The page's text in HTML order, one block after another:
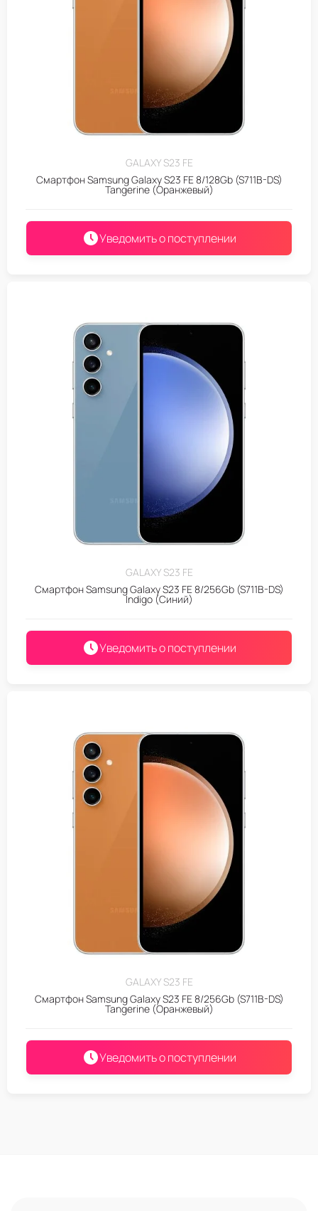
GALAXY S23 FE
Смартфон Samsung Galaxy S23 FE 8/128Gb (S711B-DS)
Tangerine (Оранжевый)
Уведомить о поступлении
GALAXY S23 FE
Смартфон Samsung Galaxy S23 FE 8/256Gb (S711B-DS)
Indigo (Синий)
Уведомить о поступлении
GALAXY S23 FE
Смартфон Samsung Galaxy S23 FE 8/256Gb (S711B-DS)
Tangerine (Оранжевый)
Уведомить о поступлении